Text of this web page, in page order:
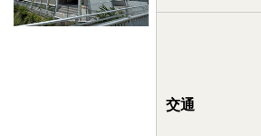
交通